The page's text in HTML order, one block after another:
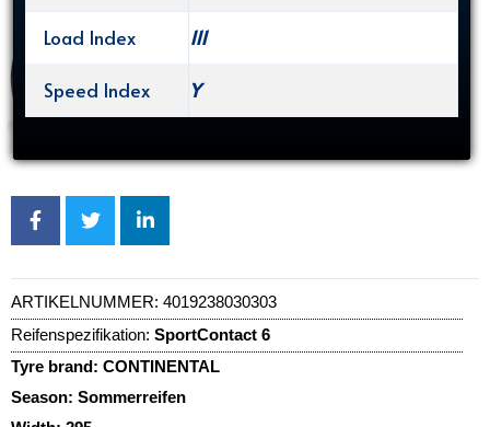
Load Index
111
Speed Index
Y
ARTIKELNUMMER: 4019238030303
Reifenspezifikation: SportContact 6
Tyre brand: CONTINENTAL
Season: Sommerreifen